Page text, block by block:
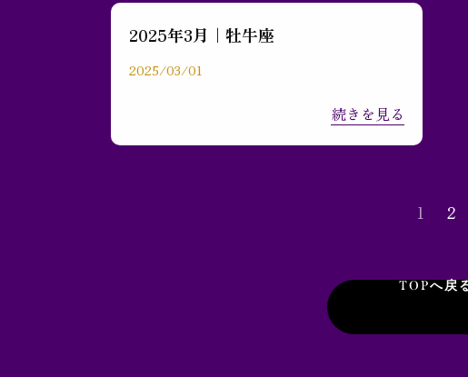
2025年3月｜牡牛座
2025/03/01
続きを見る
1 2
TOPへ戻